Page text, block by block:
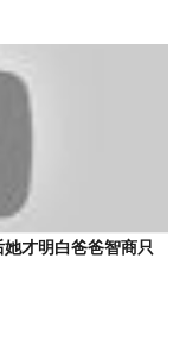
才明白爸爸智商只